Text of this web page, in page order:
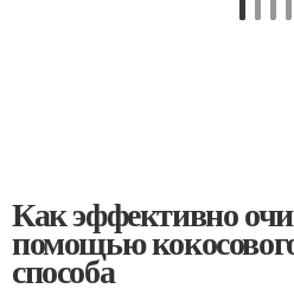
Как эффективно
помощью
способа